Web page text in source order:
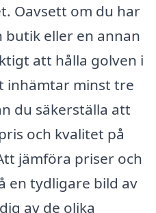
Oavsett om du har
eller en annan
att hålla golven i
inhämtar minst tre
du säkerställa att
och kvalitet på
jämföra priser och
en tydligare bild av
av de olika